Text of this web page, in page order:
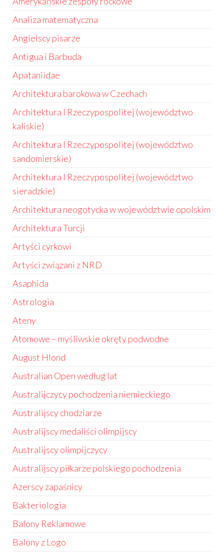
Analiza matematyczna
Angielscy pisarze
Antigua i Barbuda
Apataniidae
Architektura barokowa w Czechach
Architektura I Rzeczypospolitej (województwo
kaliskie)
Architektura I Rzeczypospolitej (województwo
sandomierskie)
Architektura I Rzeczypospolitej (województwo
sieradzkie)
Architektura neogotycka w województwie opolskim
Architektura Turcji
Artyści cyrkowi
Artyści związani z NRD
Asaphida
Astrologia
Ateny
Atomowe – myśliwskie okręty podwodne
August Hlond
Australian Open według lat
Australijczycy pochodzenia niemieckiego
Australijscy chodziarze
Australijscy medaliści olimpijscy
Australijscy olimpijczycy
Australijscy piłkarze polskiego pochodzenia
Azerscy zapaśnicy
Bakteriologia
Balony Reklamowe
Balony z Logo